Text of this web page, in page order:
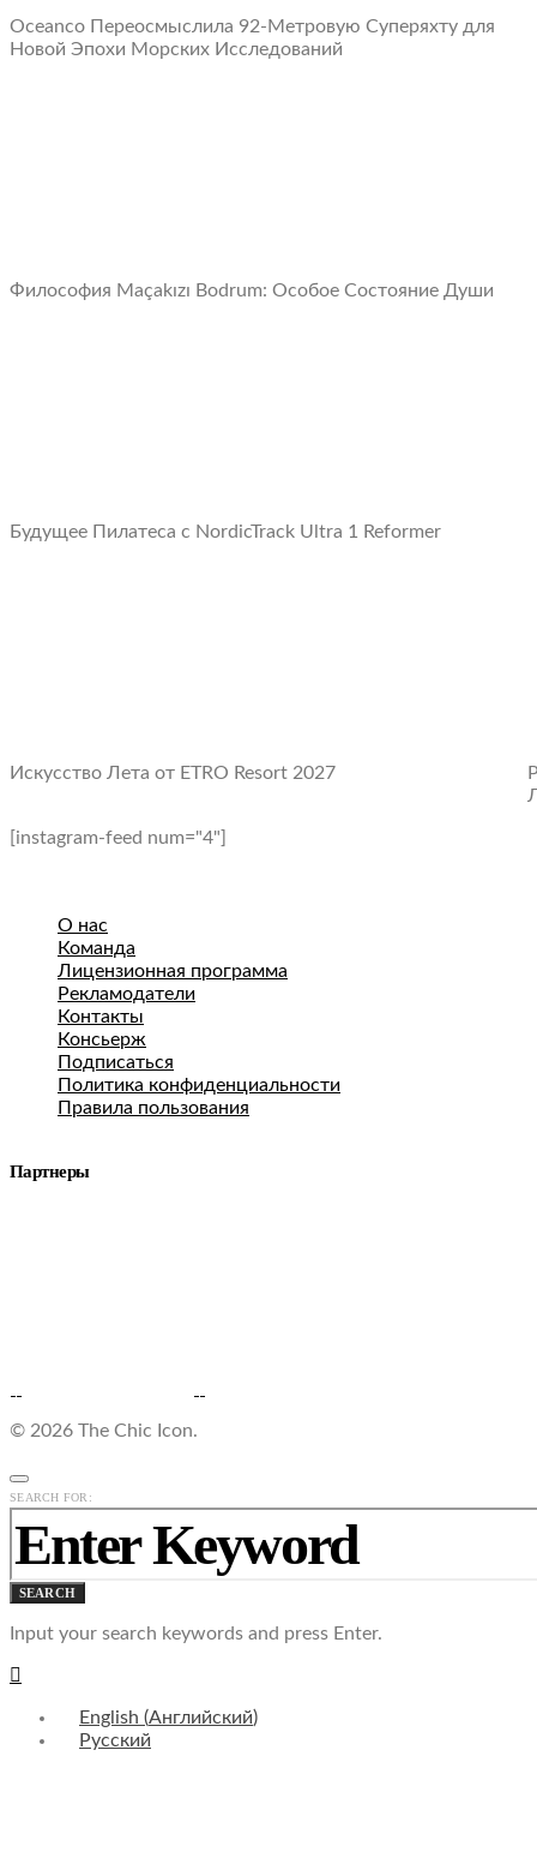
Oceanco Переосмыслила 92-Метровую Суперяхту для
Новой Эпохи Морских Исследований
Философия Maçakızı Bodrum: Oсобое Cостояние Души
Будущее Пилатеса с NordicTrack Ultra 1 Reformer
Искусство Лета от ETRO Resort 2027
[instagram-feed num="4"]
О нас
Команда
Лицензионная программа
Рекламодатели
Контакты
Консьерж
Подписаться
Политика конфиденциальности
Правила пользования
Партнеры
© 2026 The Chic Icon.
SEARCH FOR:
SEARCH
Input your search keywords and press Enter.
English (Английский)
Русский